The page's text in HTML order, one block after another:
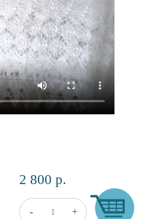
2 800 р.
- 1 +